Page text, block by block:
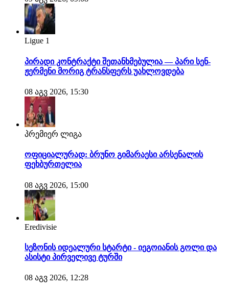
Ligue 1
პირადი კონტრაქტი შეთანხმებულია — პარი სენ-
ჟერმენი მორიგ ტრანსფერს უახლოვდება
08 აგვ 2026, 15:30
პრემიერ ლიგა
ოფიციალურად: ბრუნო გიმარაესი არსენალის
ფეხბურთელია
08 აგვ 2026, 15:00
Eredivisie
სეზონის იდეალური სტარტი - იეგოიანის გოლი და
ასისტი პირველივე ტურში
08 აგვ 2026, 12:28